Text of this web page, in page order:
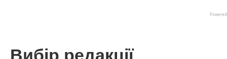
Вибір редакції